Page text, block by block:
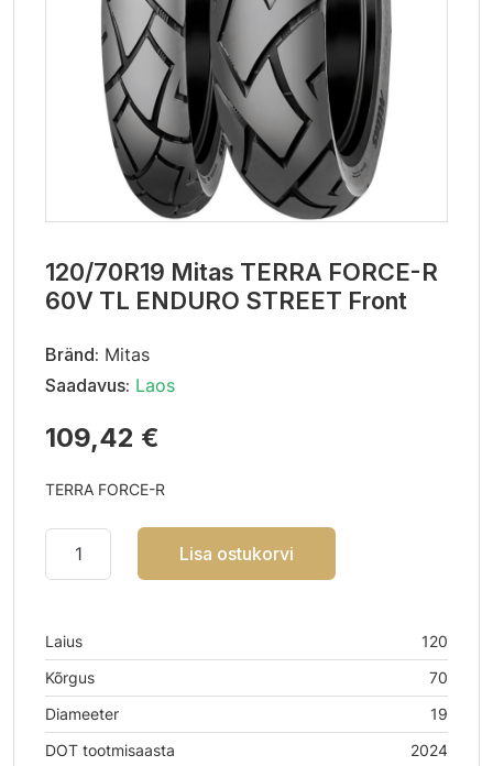
120/70R19 Mitas TERRA FORCE-R
60V TL ENDURO STREET Front
Bränd: Mitas
Saadavus: Laos
109,42 €
TERRA FORCE-R
Lisa ostukorvi
Laius
120
Kõrgus
70
Diameeter
19
DOT tootmisaasta
2024